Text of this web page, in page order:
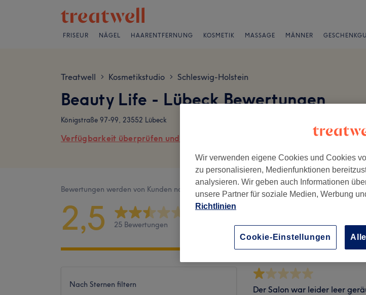
FRISEUR NÄGEL HAARENTFERNUNG KOSMETIK MASSAGE MÄNNER
Treatwell > Kosmetikstudio > Schleswig-Holstein
Beauty Life - Lübeck Bewertungen
Königstraße 97-99, 23552 Lübeck
Verfügbarkeit überprüfen und online buchen
Bewertungen werden von Kunden nach ihrem Besuch geschrieben.
2,5 25 Bewertungen
Nach Sternen filtern
Der Salon war leider leer
Wir verwenden eigene Cookies und Cookies
zu personalisieren, Medienfunktionen
analysieren. Wir geben auch Informationen
unsere Partner für soziale Medien, Werbung
Richtlinien
Cookie-Einstellungen